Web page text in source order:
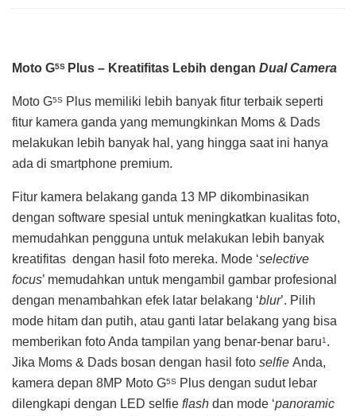
Moto G5S Plus – Kreatifitas Lebih dengan Dual Camera
Moto G5S
Plus memiliki lebih banyak fitur terbaik seperti
fitur kamera ganda yang memungkinkan Moms & Dads
melakukan lebih banyak hal, yang hingga saat ini hanya
ada di smartphone premium.
Fitur kamera belakang ganda 13 MP dikombinasikan
dengan software spesial untuk meningkatkan kualitas foto,
memudahkan pengguna untuk melakukan lebih banyak
kreatifitas dengan hasil foto mereka. Mode ‘selective
focus’ memudahkan untuk mengambil gambar profesional
dengan menambahkan efek latar belakang ‘blur’. Pilih
mode hitam dan putih, atau ganti latar belakang yang bisa
memberikan foto Anda tampilan yang benar-benar baru1 .
Jika Moms & Dads bosan dengan hasil foto selfie Anda,
kamera depan 8MP Moto G5S
Plus dengan sudut lebar
dilengkapi dengan LED selfie flash dan mode ‘panoramic